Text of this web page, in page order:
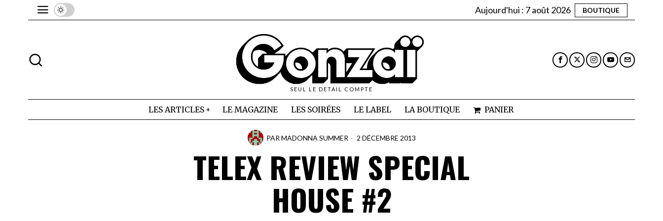
Aujourd'hui : 7 août 2026 BOUTIQUE
SEUL LE DETAIL COMPTE
LES ARTICLES LE MAGAZINE LES SOIRÉES LE LABEL LA BOUTIQUE PANIER
PAR MADONNA SUMMER 2 DÉCEMBRE 2013
TELEX REVIEW SPECIAL
HOUSE #2